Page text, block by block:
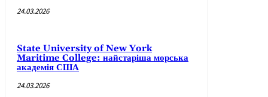
24.03.2026
State University of New York
Maritime College: найстаріша морська
академія США
24.03.2026